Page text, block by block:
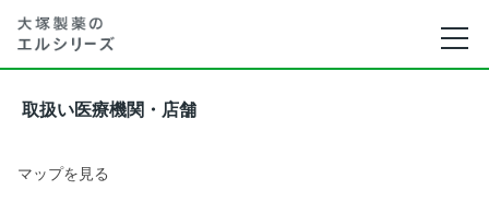
取扱い医療機関・店舗
マップを見る